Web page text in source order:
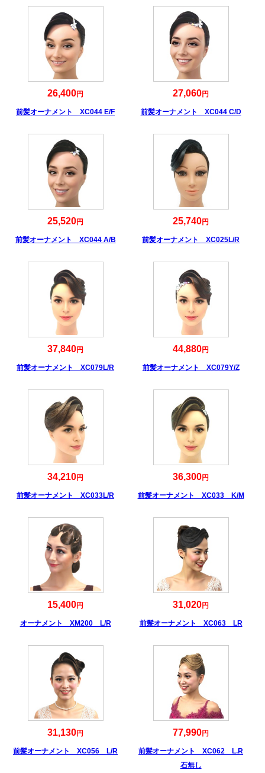
26,400円
前髪オーナメント XC044 E/F
27,060円
前髪オーナメント XC044 C/D
25,520円
前髪オーナメント XC044 A/B
25,740円
前髪オーナメント XC025L/R
37,840円
前髪オーナメント XC079L/R
44,880円
前髪オーナメント XC079Y/Z
34,210円
前髪オーナメント XC033L/R
36,300円
前髪オーナメント XC033 K/M
15,400円
オーナメント XM200 L/R
31,020円
前髪オーナメント XC063 LR
31,130円
前髪オーナメント XC056 L/R
77,990円
前髪オーナメント XC062 L.R
石無し